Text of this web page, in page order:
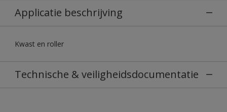
Applicatie beschrijving
Kwast en roller
Technische & veiligheidsdocumentatie